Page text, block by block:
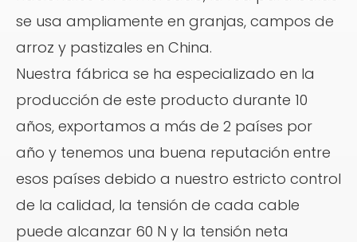
se usa ampliamente en granjas, campos de
arroz y pastizales en China.
Nuestra fábrica se ha especializado en la
producción de este producto durante 10
años, exportamos a más de 2 países por
año y tenemos una buena reputación entre
esos países debido a nuestro estricto control
de la calidad, la tensión de cada cable
puede alcanzar 60 N y la tensión neta